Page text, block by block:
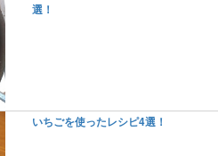
選！
いちごを使ったレシピ4選！